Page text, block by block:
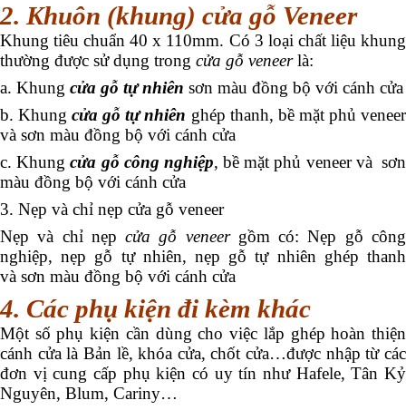
2. Khuôn (khung) cửa gỗ Veneer
Khung tiêu chuẩn 40 x 110mm. Có 3 loại chất liệu khung
thường được sử dụng trong cửa gỗ veneerlà:
a. Khung cửa gỗ tự nhiên sơn màu đồng bộ với cánh cửa
b. Khungcửa gỗ tự nhiên ghép thanh, bề mặt phủ veneer
và sơn màu đồng bộ với cánh cửa
c. Khungcửa gỗ công nghiệp, bề mặt phủ veneer và sơn
màu đồng bộ với cánh cửa
3. Nẹp và chỉ nẹp cửa gỗ veneer
Nẹp và chỉ nẹpcửa gỗ veneergồm có: Nẹp gỗ công
nghiệp, nẹp gỗ tự nhiên, nẹp gỗ tự nhiên ghép thanh
và sơn màu đồng bộ với cánh cửa
4. Các phụ kiện đi kèm khác
Một số phụ kiện cần dùng cho việc lắp ghép hoàn thiện
cánh cửa là Bản lề, khóa cửa, chốt cửa…được nhập từ các
đơn vị cung cấp phụ kiện có uy tín như Hafele, Tân Kỷ
Nguyên, Blum, Cariny…